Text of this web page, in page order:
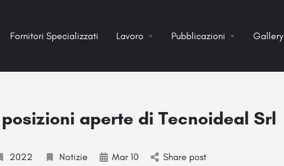
Fornitori Specializzati Lavoro Pubblicazioni Gallery
aperte di Tecnoideal Srl
2022 Notizie Mar 10 Share post